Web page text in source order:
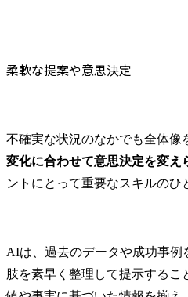
柔軟な提案や意思決定
不確実な状況のなかでも全体像
変化に合わせて意思決定を変え
ントにとって重要なスキルのひ
AIは、過去のデータや成功事例
肢を素早く整理して提示するこ